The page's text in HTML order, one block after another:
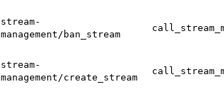
stream-
management/ban_stream
stream-
management/create_stream